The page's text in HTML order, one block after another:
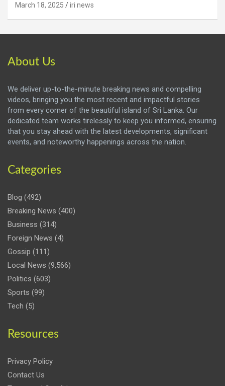
March 18, 2025 iri news
About Us
We deliver up-to-the-minute breaking news and compelling
videos, bringing you the most recent and impactful stories
from every corner of the beautiful island of Sri Lanka. Our
dedicated team works tirelessly to keep you informed, ensuring
that you stay ahead with the latest developments, significant
events, and noteworthy happenings across the nation.
Categories
Blog (492)
Breaking News (400)
Business (314)
Foreign News (4)
Gossip (111)
Local News (9,566)
Politics (603)
Sports (99)
Tech (5)
Resources
Privacy Policy
Contact Us